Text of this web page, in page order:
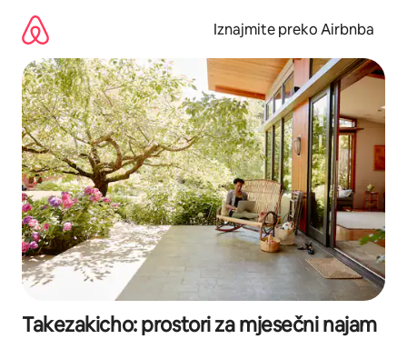
sadržaj
Iznajmite preko Airbnba
Takezakicho: prostori za mjesečni najam